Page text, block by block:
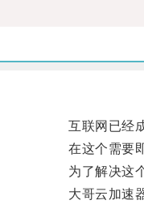
互联网已经成
在这个需要即
为了解决这个
大哥云加速器